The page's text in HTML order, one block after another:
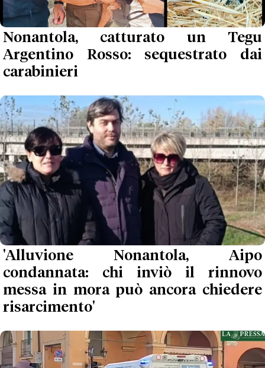
Nonantola, catturato un Tegu
Argentino Rosso: sequestrato dai
carabinieri
'Alluvione Nonantola, Aipo
condannata: chi inviò il rinnovo
messa in mora può ancora chiedere
risarcimento'